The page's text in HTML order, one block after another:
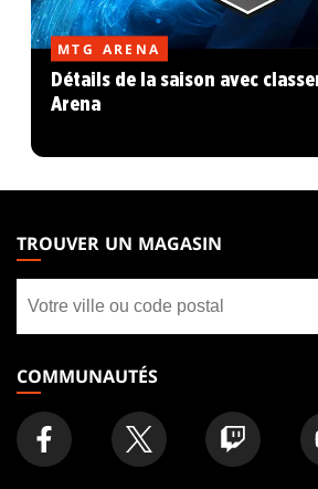
MTG ARENA
Détails de la saison avec
Arena
THE
GATHERING
FOOTER
TROUVER UN MAGASIN
un
magasin
COMMUNAUTÉS